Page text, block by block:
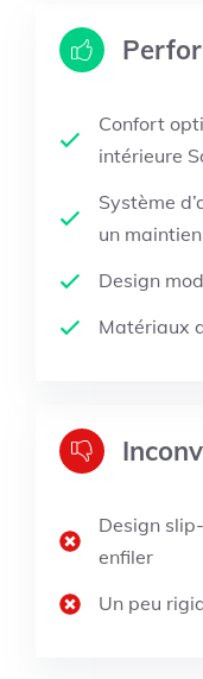
Confort
intérieure
Système
un
Design
Matériaux
Design
enfiler
Un peu